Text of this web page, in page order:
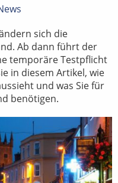
sich die
Ab dann führt der
temporäre Testpflicht
in diesem Artikel, wie
und was Sie für
benötigen.